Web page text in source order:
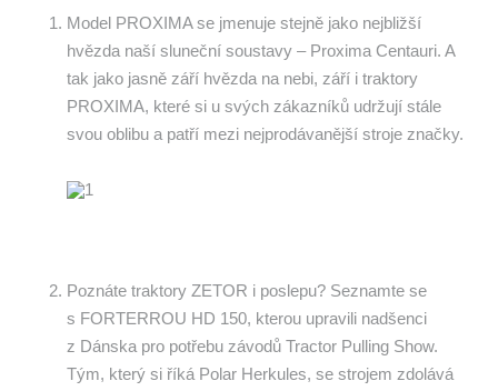
Model PROXIMA se jmenuje stejně jako nejbližší
hvězda naší sluneční soustavy – Proxima Centauri. A
tak jako jasně září hvězda na nebi, září i traktory
PROXIMA, které si u svých zákazníků udržují stále
svou oblibu a patří mezi nejprodávanější stroje značky.
Poznáte traktory ZETOR i poslepu? Seznamte se
s FORTERROU HD 150, kterou upravili nadšenci
z Dánska pro potřebu závodů Tractor Pulling Show.
Tým, který si říká Polar Herkules, se strojem zdolává